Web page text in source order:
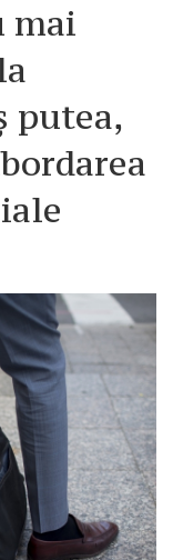
mai
putea,